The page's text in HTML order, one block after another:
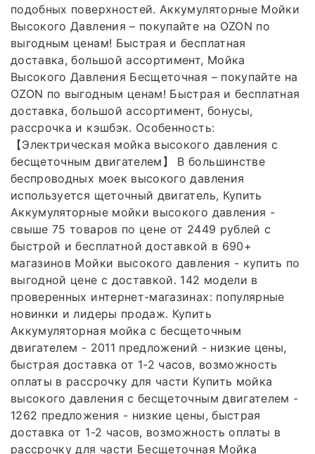
подобных поверхностей. Аккумуляторные Мойки
Высокого Давления – покупайте на OZON по
выгодным ценам! Быстрая и бесплатная
доставка, большой ассортимент, Мойка
Высокого Давления Бесщеточная – покупайте на
OZON по выгодным ценам! Быстрая и бесплатная
доставка, большой ассортимент, бонусы,
рассрочка и кэшбэк. Особенность:
【Электрическая мойка высокого давления с
бесщеточным двигателем】 В большинстве
беспроводных моек высокого давления
используется щеточный двигатель, Купить
Аккумуляторные мойки высокого давления -
свыше 75 товаров по цене от 2449 рублей с
быстрой и бесплатной доставкой в 690+
магазинов Мойки высокого давления - купить по
выгодной цене с доставкой. 142 модели в
проверенных интернет-магазинах: популярные
новинки и лидеры продаж. Купить
Аккумуляторная мойка с бесщеточным
двигателем - 2011 предложений - низкие цены,
быстрая доставка от 1-2 часов, возможность
оплаты в рассрочку для части Купить мойка
высокого давления с бесщеточным двигателем -
1262 предложения - низкие цены, быстрая
доставка от 1-2 часов, возможность оплаты в
рассрочку для части Бесщеточная Мойка